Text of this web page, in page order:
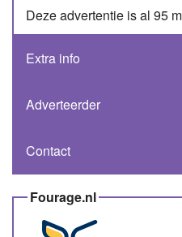
Deze advertentie is al 95
Extra info
Adverteerder
Contact
Fourage.nl